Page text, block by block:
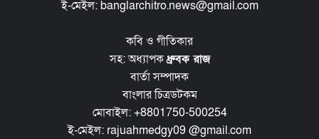
ই-মেইল: banglarchitro.news@gmail.com
কবি ও গীতিকার
সহ: অধ্যাপকধ্রুবক রাজ
বার্তা সম্পাদক
বাংলার চিত্রডটকম
মোবাইল: +8801750-500254
ই-মেইল: rajuahmedgy09 @gmail.com